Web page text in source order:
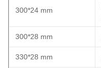
300*24 mm
300*28 mm
330*28 mm